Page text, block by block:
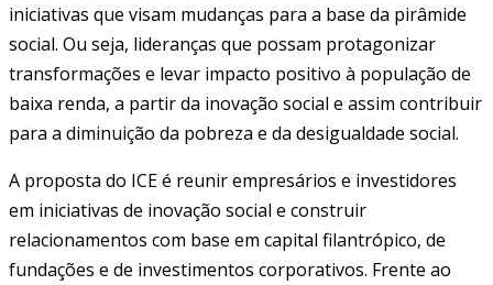
iniciativas que visam mudanças para a base da pirâmide
social. Ou seja, lideranças que possam protagonizar
transformações e levar impacto positivo à população de
baixa renda, a partir da inovação social e assim contribuir
para a diminuição da pobreza e da desigualdade social.
A proposta do ICE é reunir empresários e investidores
em iniciativas de inovação social e construir
relacionamentos com base em capital filantrópico, de
fundações e de investimentos corporativos. Frente ao